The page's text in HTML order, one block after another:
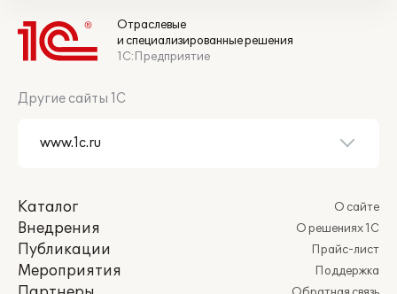
Отраслевые
и специализированные решения
1С:Предприятие
Другие сайты 1С
Каталог
Внедрения
Публикации
Мероприятия
О сайте
О решениях 1С
Прайс-лист
Поддержка